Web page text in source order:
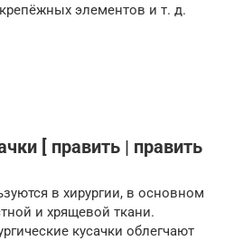
элементов и т. д.
[ править | править
в хирургии, в основном
и хрящевой ткани.
кусачки облегчают